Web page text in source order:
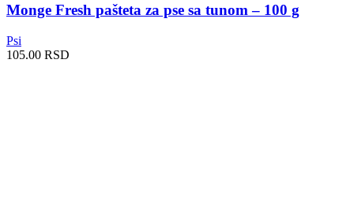
Monge Fresh pašteta za pse sa tunom – 100 g
Psi
105.00 RSD